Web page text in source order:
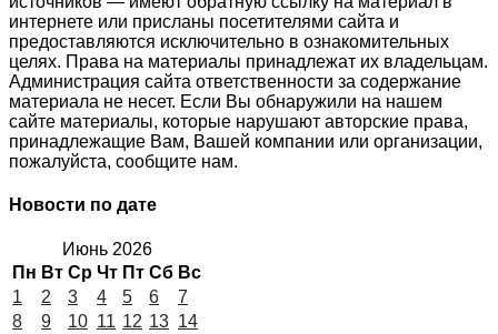
интернете или присланы посетителями сайта и
предоставляются исключительно в ознакомительных
целях. Права на материалы принадлежат их владельцам.
Администрация сайта ответственности за содержание
материала не несет. Если Вы обнаружили на нашем
сайте материалы, которые нарушают авторские права,
принадлежащие Вам, Вашей компании или организации,
пожалуйста, сообщите нам.
Новости по дате
Июнь 2026
Пн Вт Ср Чт Пт Сб Вс
1
2 3 4 5 6
7
8
9 10 11 12 13 14